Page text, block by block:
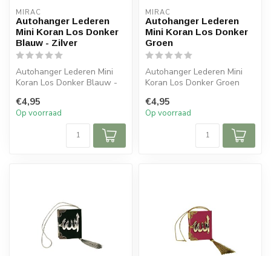
MIRAC
Autohanger Lederen
Mini Koran Los Donker
Blauw - Zilver
Autohanger Lederen Mini
Koran Los Donker Blauw -
(lx...
€4,95
Op voorraad
MIRAC
Autohanger Lederen
Mini Koran Los Donker
Groen
Autohanger Lederen Mini
Koran Los Donker Groen
€4,95
Op voorraad